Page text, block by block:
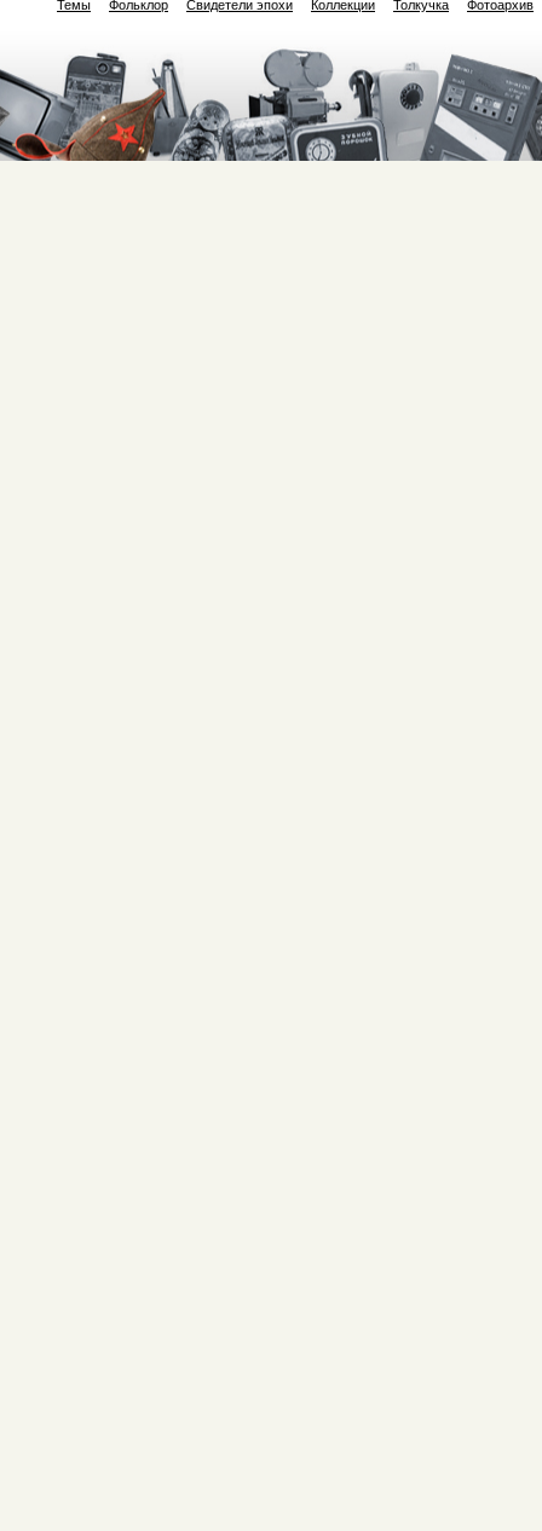
Темы Фольклор Свидетели эпохи Коллекции Толкучка Фотоархив